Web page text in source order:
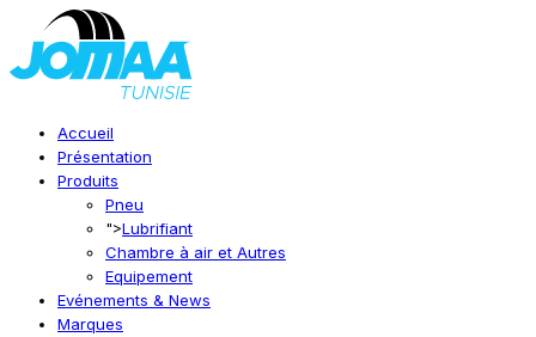
Accueil
Présentation
Produits
Pneu
">Lubrifiant
Chambre à air et Autres
Equipement
Evénements & News
Marques